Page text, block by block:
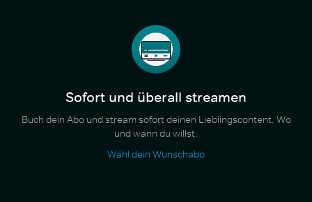
Sofort und überall streamen
Buch dein Abo und stream sofort deinen Lieblingscontent. Wo
und wann du willst.
Wähl dein Wunschabo